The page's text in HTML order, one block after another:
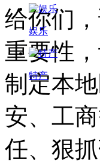
娱乐
特产
给你们
重要性
制定本
安、工
任、狠